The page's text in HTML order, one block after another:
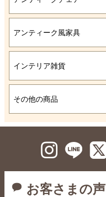
アンティーク風家具
インテリア雑貨
その他の商品
お客さまの声